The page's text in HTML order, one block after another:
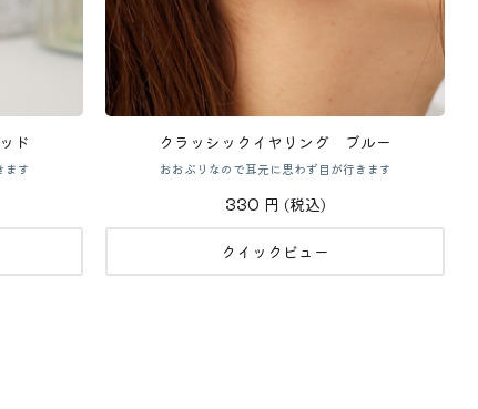
ド
ます
クラッシックイヤリング ブルー
おおぶりなので耳元に思わず目が行きます
330 円 (税込)
クイックビュー